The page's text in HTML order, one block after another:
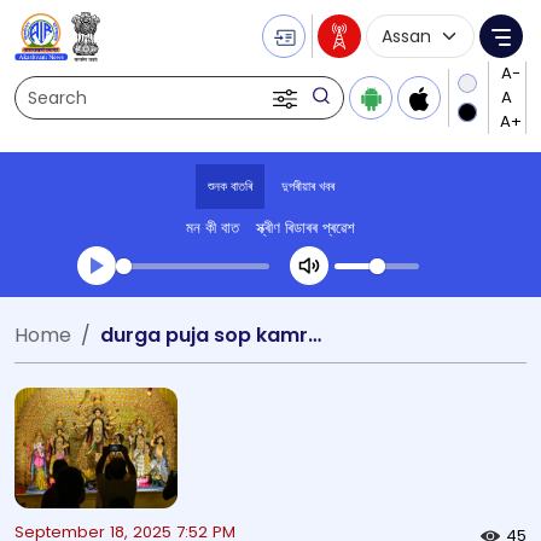
Search
Language
শুনক বাতৰি দুপৰীয়াৰ খবৰ
মন কী বাত স্ক্ৰীণ ৰিডাৰৰ প্ৰৱেশ
Transcript summary
খেলা অডিঅ' দুপৰীয়াৰ খবৰ
Home durga puja sop kamrup
Guwahati: An
September 18, 2025 7:52 PM 45